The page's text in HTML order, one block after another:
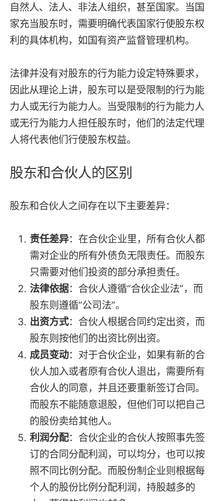
自然人、法人、非法人组织，甚至国家。当国
家充当股东时，需要明确代表国家行使股东权
利的具体机构，如国有资产监督管理机构。
法律并没有对股东的行为能力设定特殊要求，
因此从理论上讲，股东可以是受限制的行为能
力人或无行为能力人。当受限制的行为能力人
或无行为能力人担任股东时，他们的法定代理
人将代表他们行使股东权益。
股东和合伙人的区别
股东和合伙人之间存在以下主要差异：
责任差异：在合伙企业里，所有合伙人都
需对企业的所有外债负无限责任。而股东
只需要对他们投资的部分承担责任。
法律依据：合伙人遵循“合伙企业法”，而
股东则遵循“公司法”。
出资方式：合伙人根据合同约定出资，而
股东则按他们的出资比例出资。
成员变动：对于合伙企业，如果有新的合
伙人加入或者原有合伙人退出，需要所有
合伙人的同意，并且还要重新签订合同。
而股东不能随意退股，但他们可以把自己
的股份卖给其他人。
利润分配：合伙企业的合伙人按照事先签
订的合同分配利润，可以均分，也可以按
照不同比例分配。而股份制企业则根据每
个人的股份比例分配利润，持股越多的